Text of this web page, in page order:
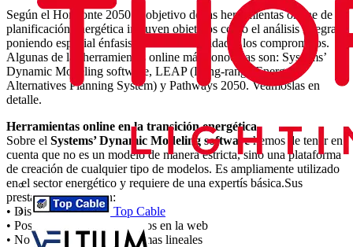
Top Cable
Según el Horizonte 2050 el objetivo de las herramientas online de
planificación energética incluyen objetivos como el análisis integral,
poniendo especial énfasis en la sostenibilidad y los compromisos.
Algunas de las herramientas online más conocidas son: Systems’
Dynamic Modeling software, LEAP (Long-range Energy
Alternatives Planning System) y Pathways 2050. Veámoslas en
detalle.
Herramientas online en la transición energética
Sobre el Systems’ Dynamic Modeling softwarehemos de tener en
cuenta que no es un modelo de manera estricta, sino una plataforma
de creación de cualquier tipo de modelos. Es ampliamente utilizado
en el sector energético y requiere de una expertís básica.Sus
prestaciones incluyen:
• Diseño modular
• Posibilidad de tener modelos en la web
• No se resuelve como sistemas lineales